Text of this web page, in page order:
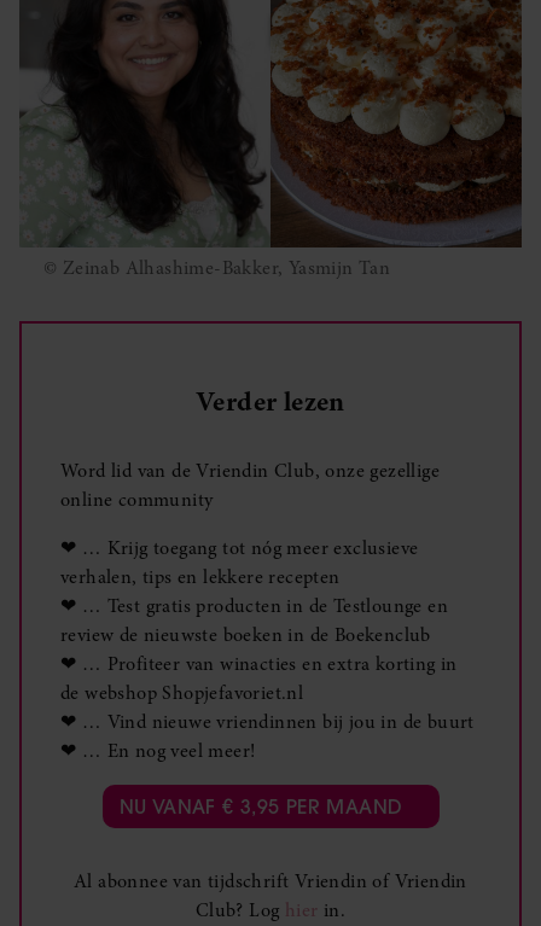
© Zeinab Alhashime-Bakker, Yasmijn Tan
Verder lezen
Word lid van de Vriendin Club, onze gezellige
online community
❤ … Krijg toegang tot nóg meer exclusieve
verhalen, tips en lekkere recepten
❤ … Test gratis producten in de Testlounge en
review de nieuwste boeken in de Boekenclub
❤ … Profiteer van winacties en extra korting in
de webshop Shopjefavoriet.nl
❤ … Vind nieuwe vriendinnen bij jou in de buurt
❤ … En nog veel meer!
NU VANAF € 3,95 PER MAAND
Al abonnee van tijdschrift Vriendin of Vriendin
Club? Log hier in.